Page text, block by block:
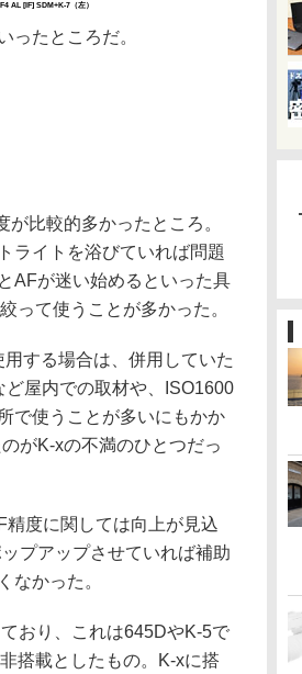
AL [IF] SDM+K-7（左）
ったところだ。
比較的多かったところ。
ライトを浴びていれば問題
AFが迷い始めるといった具
って使うことが多かった。
する場合は、併用していた
屋内での取材や、ISO1600
で使うことが多いにもかか
がK-xの不満のひとつだっ
度に関しては向上が見込
プアップさせていれば補助
なかった。
おり、これは645DやK-5で
搭載としたもの。K-xに搭